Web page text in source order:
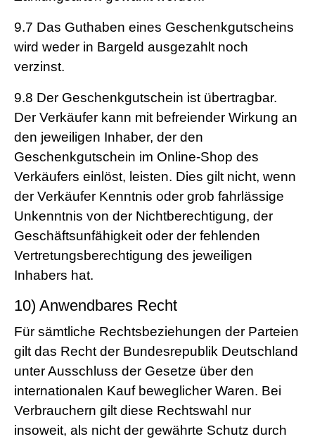
9.7 Das Guthaben eines Geschenkgutscheins
wird weder in Bargeld ausgezahlt noch
verzinst.
9.8 Der Geschenkgutschein ist übertragbar.
Der Verkäufer kann mit befreiender Wirkung an
den jeweiligen Inhaber, der den
Geschenkgutschein im Online-Shop des
Verkäufers einlöst, leisten. Dies gilt nicht, wenn
der Verkäufer Kenntnis oder grob fahrlässige
Unkenntnis von der Nichtberechtigung, der
Geschäftsunfähigkeit oder der fehlenden
Vertretungsberechtigung des jeweiligen
Inhabers hat.
10) Anwendbares Recht
Für sämtliche Rechtsbeziehungen der Parteien
gilt das Recht der Bundesrepublik Deutschland
unter Ausschluss der Gesetze über den
internationalen Kauf beweglicher Waren. Bei
Verbrauchern gilt diese Rechtswahl nur
insoweit, als nicht der gewährte Schutz durch